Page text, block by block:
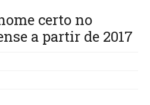
certo no
a partir de 2017